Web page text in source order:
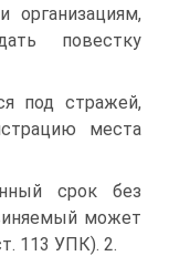
повестку
под стражей,
места
срок без
может
113 УПК). 2.